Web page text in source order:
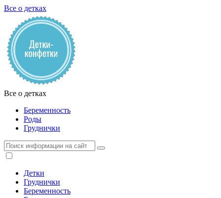
Все о детках
Все о детках
Беременность
Роды
Груднички
Детки
Груднички
Беременность